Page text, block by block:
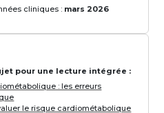
cliniques : mars 2026
pour une lecture intégrée :
: les erreurs
le risque cardiométabolique